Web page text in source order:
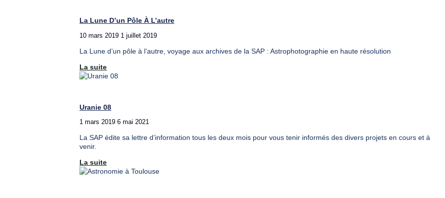
La Lune D’un Pôle À L’autre
10 mars 2019 1 juillet 2019
La Lune d’un pôle à l’autre, voyage aux archives de la SAP : Astrophotographie en haute résolution
La suite"La
Lune
l’autre"
Uranie 08
1 mars 2019 6 mai 2021
La SAP édite sa lettre d’information tous les deux mois pour vous tenir informés des divers projets en cours et à
venir.
La suite"Uranie
08"